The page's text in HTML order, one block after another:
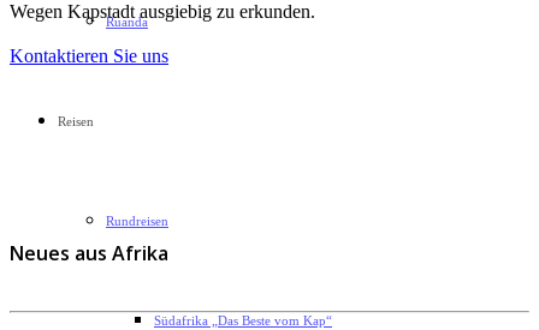
Ruanda
Reisen
Rundreisen
Südafrika „Das Beste vom Kap“
Wegen Kapstadt ausgiebig zu erkunden.
Kontaktieren Sie uns
Neues aus Afrika